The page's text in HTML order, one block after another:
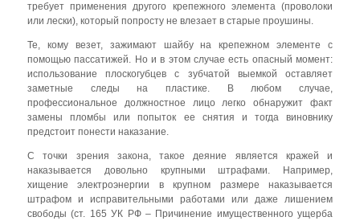
требует применения другого крепежного элемента (проволоки
или лески), который попросту не влезает в старые проушины.
Те, кому везет, зажимают шайбу на крепежном элементе с
помощью пассатижей. Но и в этом случае есть опасный момент:
использование плоскогубцев с зубчатой выемкой оставляет
заметные следы на пластике. В любом случае,
профессиональное должностное лицо легко обнаружит факт
замены пломбы или попыток ее снятия и тогда виновнику
предстоит понести наказание.
С точки зрения закона, такое деяние является кражей и
наказывается довольно крупными штрафами. Например,
хищение электроэнергии в крупном размере наказывается
штрафом и исправительными работами или даже лишением
свободы (ст. 165 УК РФ – Причинение имущественного ущерба